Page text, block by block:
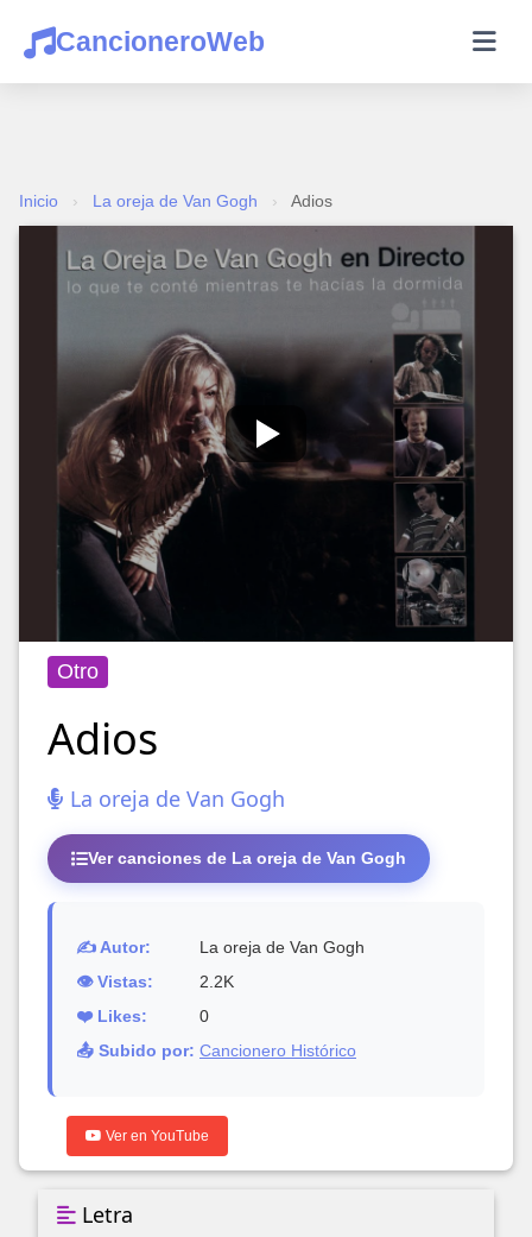
CancioneroWeb
Inicio › La oreja de Van Gogh › Adios
Otro
Adios
La oreja de Van Gogh
Ver canciones de La oreja de Van Gogh
✍️ Autor:
La oreja de Van Gogh
👁️ Vistas:
2.2K
❤️ Likes:
0
📤 Subido por: Cancionero Histórico
Ver en YouTube
Letra